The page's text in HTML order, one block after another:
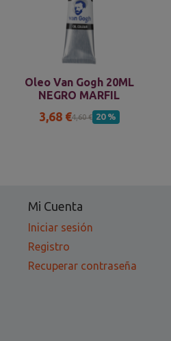
Oleo Van Gogh 20ML
NEGRO MARFIL
3,68 €4,60 € 20 %
Mi Cuenta
Iniciar sesión
Registro
Recuperar contraseña